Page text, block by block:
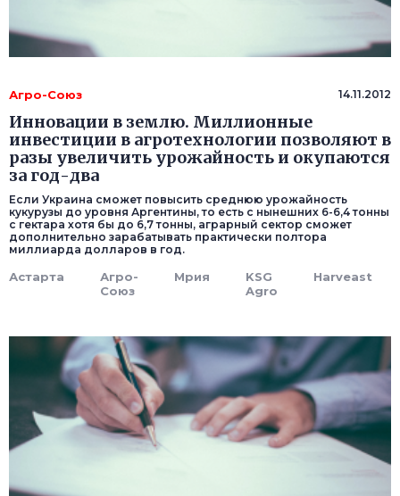
Агро-Союз 14.11.2012
Инновации в землю. Миллионные
инвестиции в агротехнологии позволяют в
разы увеличить урожайность и окупаются
за год-два
Если Украина сможет повысить среднюю урожайность
кукурузы до уровня Аргентины, то есть с нынешних 6-6,4 тонны
с гектара хотя бы до 6,7 тонны, аграрный сектор сможет
дополнительно зарабатывать практически полтора
миллиарда долларов в год.
Астарта
Агро-
Союз
Мрия
KSG
Agro
Harveast